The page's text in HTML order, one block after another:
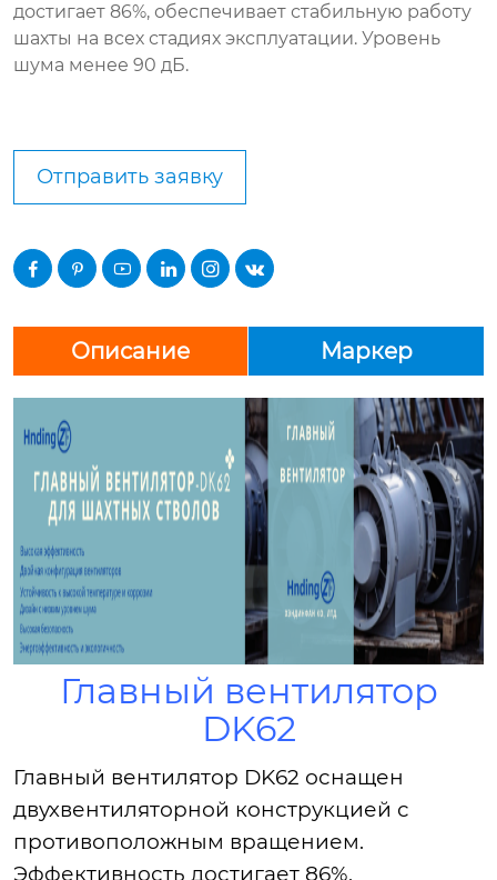
достигает 86%, обеспечивает стабильную работу
шахты на всех стадиях эксплуатации. Уровень
шума менее 90 дБ.
Отправить заявку
     
Описание Маркер
Главный вентилятор
DK62
Главный вентилятор DK62 оснащен
двухвентиляторной конструкцией с
противоположным вращением.
Эффективность достигает 86%,